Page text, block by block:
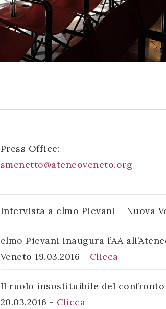
Press Office:
smenetto@ateneoveneto.org
Intervista a elmo Pievani – Nuova
elmo Pievani inaugura l’AA
Veneto 19.03.2016 - Clicca
Il ruolo insostituibile del confronto
20.03.2016 - Clicca